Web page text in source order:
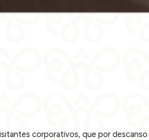
corporativos, que por